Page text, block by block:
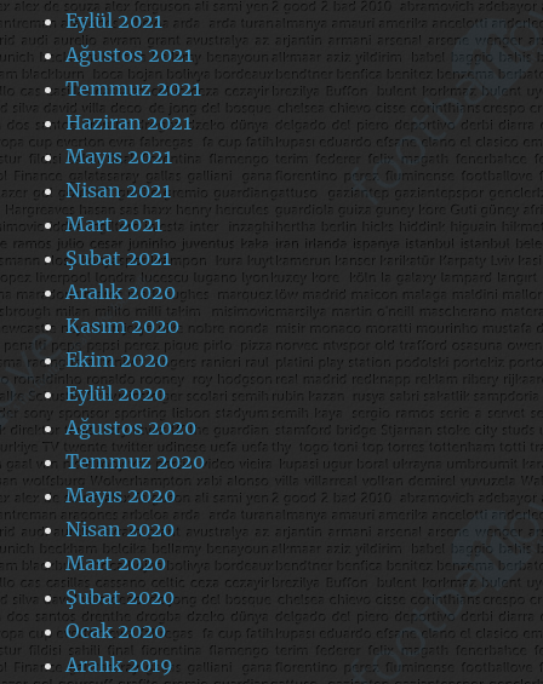
Eylül 2021
Ağustos 2021
Temmuz 2021
Haziran 2021
Mayıs 2021
Nisan 2021
Mart 2021
Şubat 2021
Aralık 2020
Kasım 2020
Ekim 2020
Eylül 2020
Ağustos 2020
Temmuz 2020
Mayıs 2020
Nisan 2020
Mart 2020
Şubat 2020
Ocak 2020
Aralık 2019